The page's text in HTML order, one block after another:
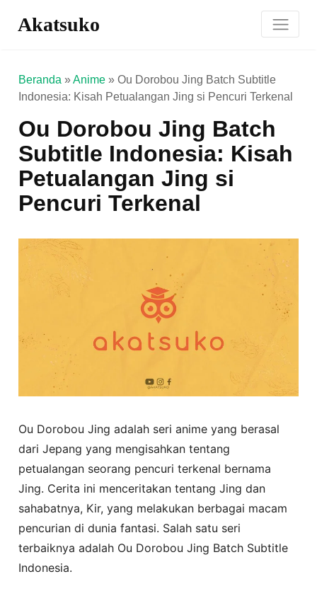
Akatsuko
Beranda »Anime »Ou Dorobou Jing Batch Subtitle
Indonesia: Kisah Petualangan Jing si Pencuri Terkenal
Ou Dorobou Jing Batch
Subtitle Indonesia: Kisah
Petualangan Jing si
Pencuri Terkenal
Ou Dorobou Jing adalah seri anime yang berasal
dari Jepang yang mengisahkan tentang
petualangan seorang pencuri terkenal bernama
Jing. Cerita ini menceritakan tentang Jing dan
sahabatnya, Kir, yang melakukan berbagai macam
pencurian di dunia fantasi. Salah satu seri
terbaiknya adalah Ou Dorobou Jing Batch Subtitle
Indonesia.